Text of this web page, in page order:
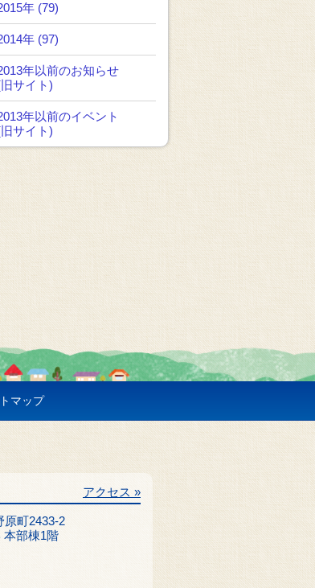
年 (79)
年 (97)
年以前のお知らせ
サイト)
年以前のイベント
サイト)
マップ
原町2433-2
本部棟1階
アクセス »